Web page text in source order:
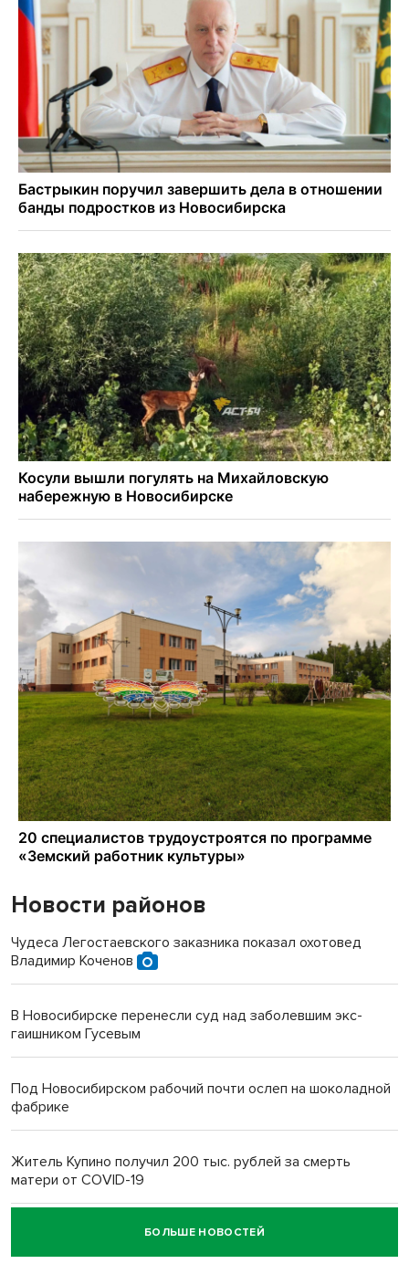
Новости районов
Чудеса Легостаевского заказника показал охотовед
Владимир Коченов
В Новосибирске перенесли суд над заболевшим экс-
гаишником Гусевым
Под Новосибирском рабочий почти ослеп на шоколадной
фабрике
Житель Купино получил 200 тыс. рублей за смерть
матери от COVID-19
Новосибирский суд наказал водителя за смерть
пенсионерки на вокзале
БОЛЬШЕ НОВОСТЕЙ